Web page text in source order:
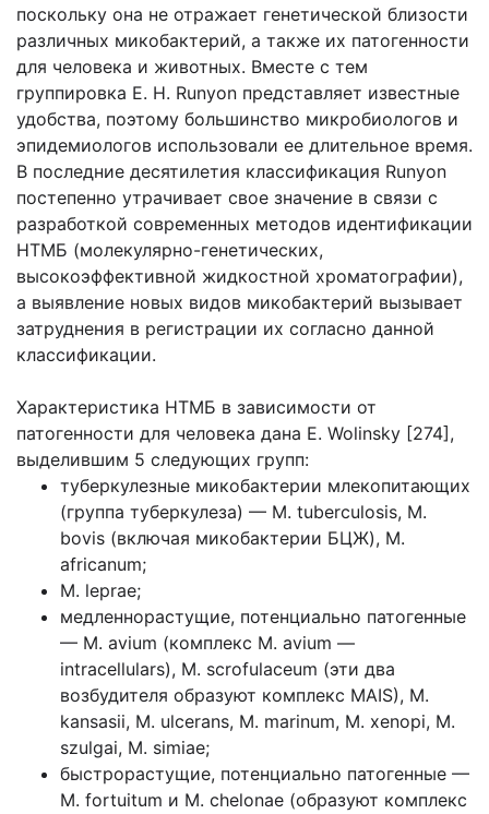
поскольку она не отражает генетической близости
различных микобактерий, а также их патогенности
для человека и животных. Вместе с тем
группировка Е. Н. Runyon представляет известные
удобства, поэтому большинство микробиологов и
эпидемиологов использовали ее длительное время.
В последние десятилетия классификация Runyon
постепенно утрачивает свое значение в связи с
разработкой современных методов идентификации
НТМБ (молекулярно-генетических,
высокоэффективной жидкостной хроматографии),
а выявление новых видов микобактерий вызывает
затруднения в регистрации их согласно данной
классификации.
Характеристика НТМБ в зависимости от
патогенности для человека дана Е. Wolinsky [274],
выделившим 5 следующих групп:
туберкулезные микобактерии млекопитающих
(группа туберкулеза) — М. tuberculosis, М.
bovis (включая микобактерии БЦЖ), М.
africanum;
М. leprae;
медленнорастущие, потенциально патогенные
— М. avium (комплекс М. avium —
intracellulars), М. scrofulaceum (эти два
возбудителя образуют комплекс MAIS), М.
kansasii, М. ulcerans, М. marinum, М. xenopi, М.
szulgai, М. simiae;
быстрорастущие, потенциально патогенные —
М. fortuitum и М. chelonae (образуют комплекс